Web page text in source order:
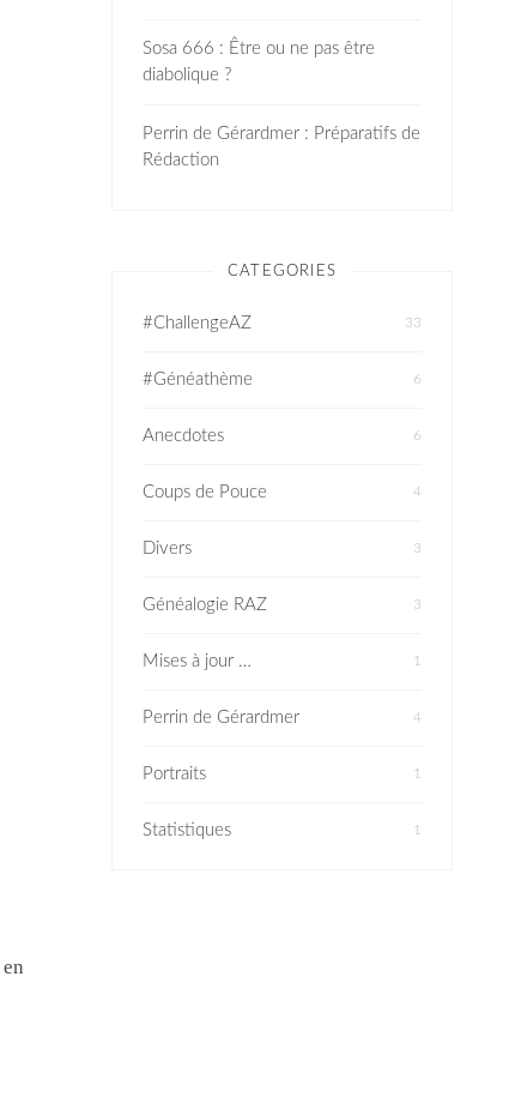
en
Sosa 666 : Être ou ne pas être
diabolique ?
Perrin de Gérardmer : Préparatifs de
Rédaction
CATEGORIES
#ChallengeAZ 33
#Généathème 6
Anecdotes 6
Coups de Pouce 4
Divers 3
Généalogie RAZ 3
Mises à jour … 1
Perrin de Gérardmer 4
Portraits 1
Statistiques 1